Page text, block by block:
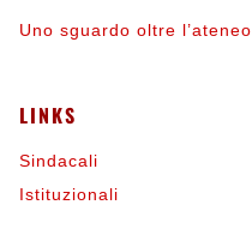
Uno sguardo oltre l’ateneo
LINKS
Sindacali
Istituzionali